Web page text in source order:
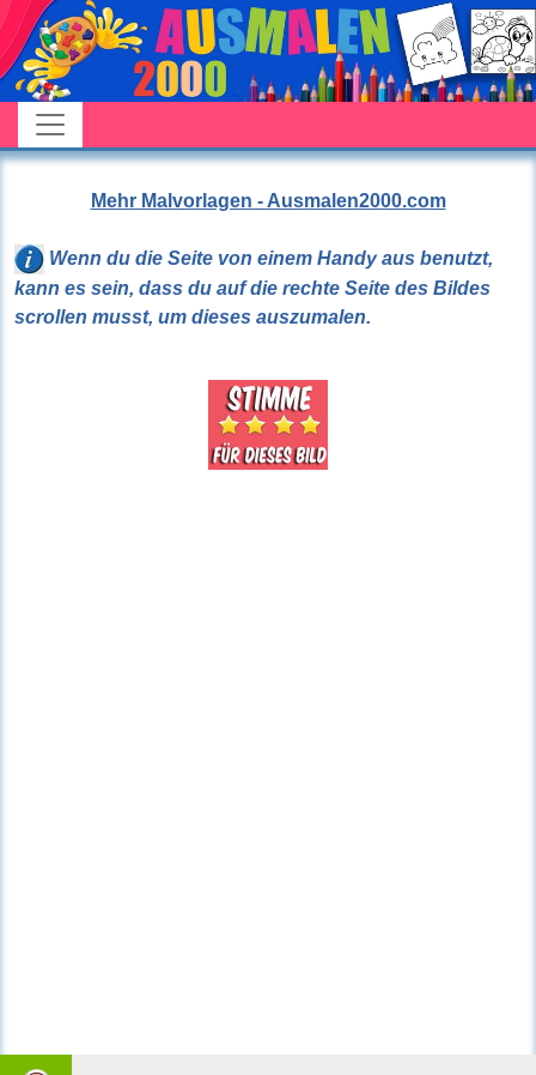
Mehr Malvorlagen - Ausmalen2000.com
Wenn du die Seite von einem Handy aus benutzt,
kann es sein, dass du auf die rechte Seite des Bildes
scrollen musst, um dieses auszumalen.